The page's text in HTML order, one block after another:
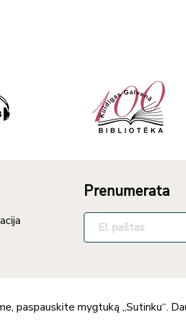
Prenumerata
paspauskite mygtuką „Sutinku“.